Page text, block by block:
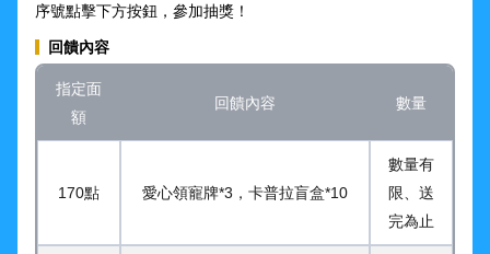
序號點擊下方按鈕，參加抽獎！
回饋內容
指定面
額
回饋內容 數量
170點 愛心領寵牌*3，卡普拉盲盒*10
數量有
限、送
完為止